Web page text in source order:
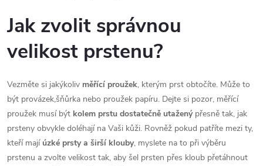
Jak zvolit správnou
velikost prstenu?
Vezměte si jakýkoliv měřící proužek, kterým prst obtočíte. Může to
být provázek,šňůrka nebo proužek papíru. Dejte si pozor, měřící
proužek musí být kolem prstu dostatečně utaženýpřesně tak, jak
prsteny obvykle doléhají na Vaši kůži. Rovněž pokud patříte mezi ty,
kteří mají úzké prsty a širší klouby, myslete na to při výběru
prstenu a zvolte velikost tak, aby šel prsten přes kloub přetáhnout